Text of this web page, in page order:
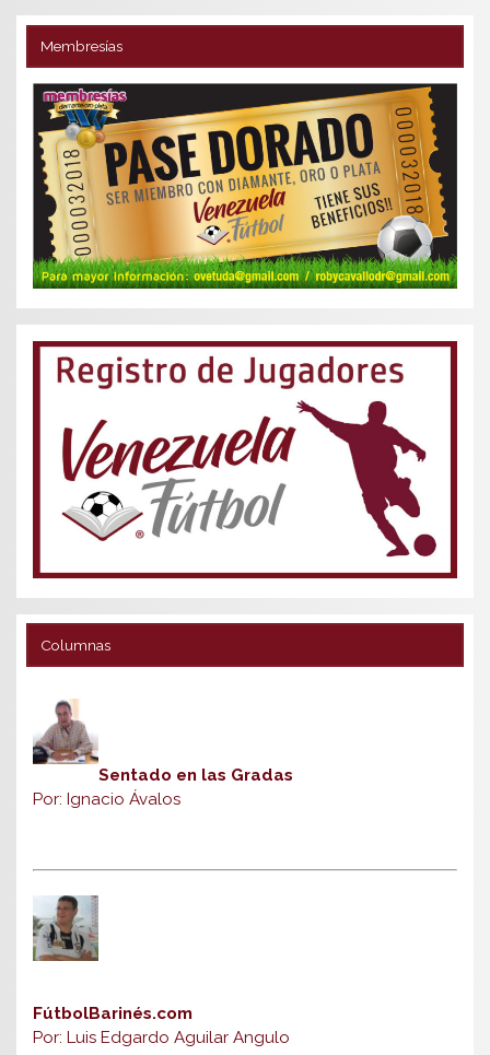
Membresías
Columnas
Sentado en las Gradas
Por: Ignacio Ávalos
FútbolBarinés.com
Por: Luis Edgardo Aguilar Angulo